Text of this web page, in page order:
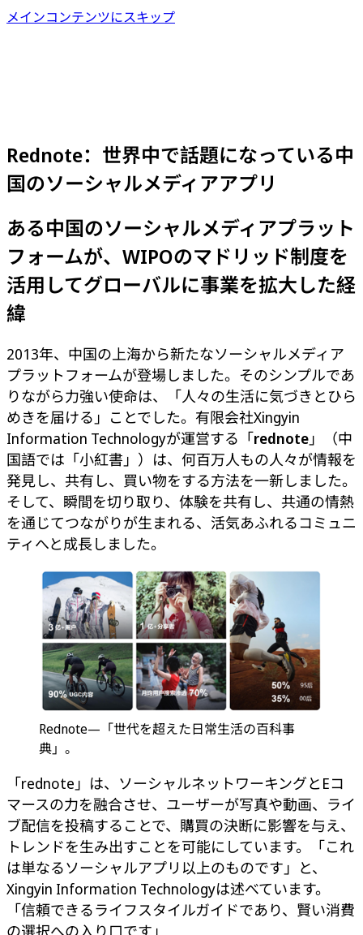
メインコンテンツにスキップ
Rednote：世界中で話題になっている中
国のソーシャルメディアアプリ
ある中国のソーシャルメディアプラット
フォームが、WIPOのマドリッド制度を
活用してグローバルに事業を拡大した経
緯
2013年、中国の上海から新たなソーシャルメディア
プラットフォームが登場しました。そのシンプルであ
りながら力強い使命は、「人々の生活に気づきとひら
めきを届ける」ことでした。有限会社Xingyin
Information Technologyが運営する「rednote 」（中
国語では「小紅書」）は、何百万人もの人々が情報を
発見し、共有し、買い物をする方法を一新しました。
そして、瞬間を切り取り、体験を共有し、共通の情熱
を通じてつながりが生まれる、活気あふれるコミュニ
ティへと成長しました。
Rednote—「世代を超えた日常生活の百科事
典」。
「rednote」は、ソーシャルネットワーキングとEコ
マースの力を融合させ、ユーザーが写真や動画、ライ
ブ配信を投稿することで、購買の決断に影響を与え、
トレンドを生み出すことを可能にしています。「これ
は単なるソーシャルアプリ以上のものです」と、
Xingyin Information Technologyは述べています。
「信頼できるライフスタイルガイドであり、賢い消費
の選択への入り口です」